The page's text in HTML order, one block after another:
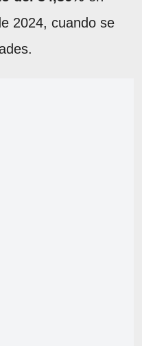
2024, cuando se